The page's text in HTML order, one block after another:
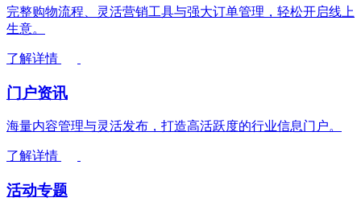
完整购物流程、灵活营销工具与强大订单管理，轻松开启线上
生意。
了解详情
门户资讯
海量内容管理与灵活发布，打造高活跃度的行业信息门户。
了解详情
活动专题